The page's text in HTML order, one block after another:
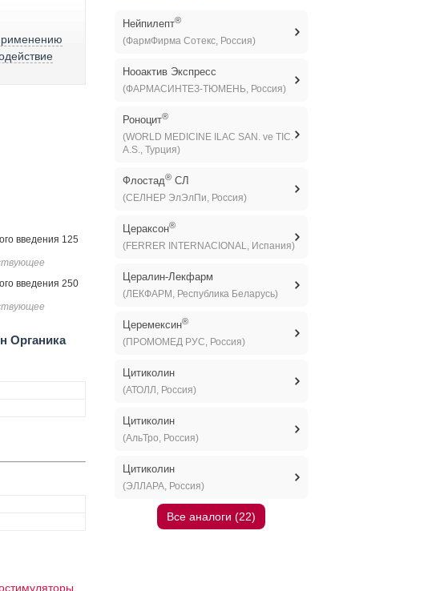
введения 125
введения 250
Органика
Нейпилепт®
(ФармФирма Сотекс, Россия)
Нооактив Экспресс
(ФАРМАСИНТЕЗ-ТЮМЕНЬ, Россия)
Роноцит®
(WORLD MEDICINE ILAC SAN. ve TIC.
A.S., Турция)
Флостад®СЛ
(СЕЛНЕР ЭлЭлПи, Россия)
Цераксон®
(FERRER INTERNACIONAL, Испания)
Цералин-Лекфарм
(ЛЕКФАРМ, Республика Беларусь)
Церемексин®
(ПРОМОМЕД РУС, Россия)
Цитиколин
(АТОЛЛ, Россия)
Цитиколин
(АльТро, Россия)
Цитиколин
(ЭЛЛАРА, Россия)
Все аналоги (22)